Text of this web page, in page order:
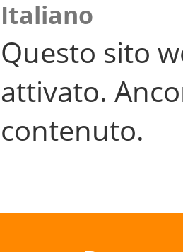
Italiano
Questo sito
attivato.
contenuto.